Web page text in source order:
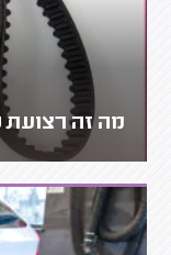
מה זה רצועת